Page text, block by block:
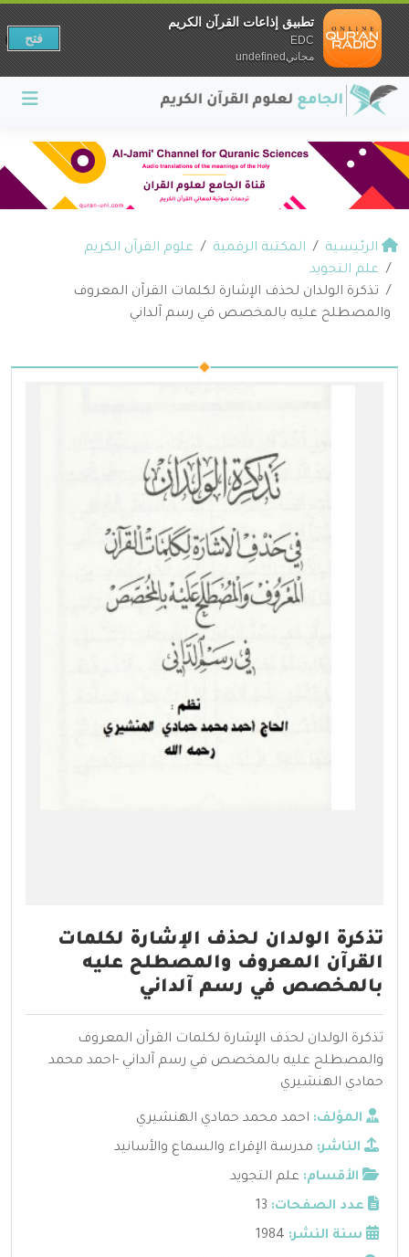
الرئيسية المكتبة الرقمية
علوم القرآن الكريم
علم التجويد
تذكرة الولدان لحذف الإشارة لكلمات القرآن المعروف
والمصطلح عليه بالمخصص في رسم آلداني
تذكرة الولدان لحذف الإشارة لكلمات
القرآن المعروف والمصطلح عليه
بالمخصص في رسم آلداني
تذكرة الولدان لحذف الإشارة لكلمات القرآن المعروف
والمصطلح عليه بالمخصص في رسم آلداني -احمد محمد
حمادي الهنشيري
المؤلف: احمد محمد حمادي الهنشيري
الناشر: مدرسة الإقراء والسماع والأسانيد
الأقسام: علم التجويد
عدد الصفحات: 13
سنة النشر: 1984
تطبيق إذاعات القرآن الكريم
EDC
مجانيundefined
فتح